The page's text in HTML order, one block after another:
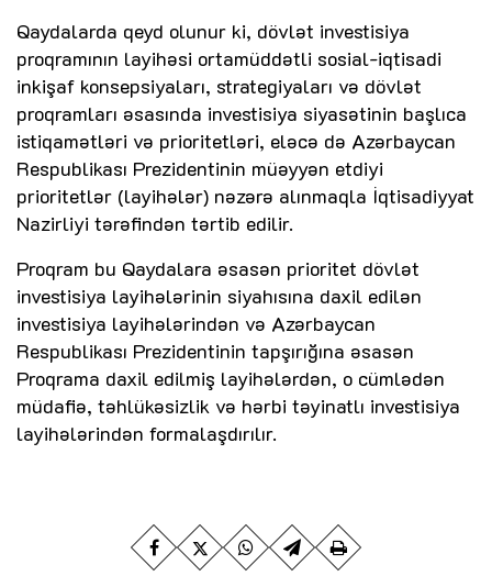
Qaydalarda qeyd olunur ki, dövlət investisiya
proqramının layihəsi ortamüddətli sosial-iqtisadi
inkişaf konsepsiyaları, strategiyaları və dövlət
proqramları əsasında investisiya siyasətinin başlıca
istiqamətləri və prioritetləri, eləcə də Azərbaycan
Respublikası Prezidentinin müəyyən etdiyi
prioritetlər (layihələr) nəzərə alınmaqla İqtisadiyyat
Nazirliyi tərəfindən tərtib edilir.
Proqram bu Qaydalara əsasən prioritet dövlət
investisiya layihələrinin siyahısına daxil edilən
investisiya layihələrindən və Azərbaycan
Respublikası Prezidentinin tapşırığına əsasən
Proqrama daxil edilmiş layihələrdən, o cümlədən
müdafiə, təhlükəsizlik və hərbi təyinatlı investisiya
layihələrindən formalaşdırılır.